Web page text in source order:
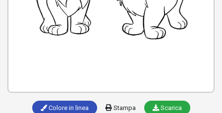
Colore in linea Stampa Scarica